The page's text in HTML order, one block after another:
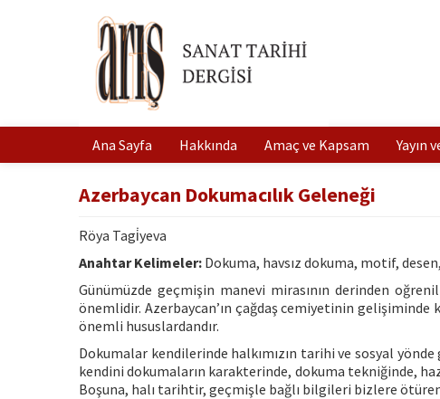
Ana Sayfa Hakkında Amaç ve Kapsam Yayın
Azerbaycan Dokumacılık Geleneği
Röya Tagi̇yeva
Anahtar Kelimeler: Dokuma, havsız dokuma, motif,
Günümüzde geçmişin manevi mirasının derinden
önemlidir. Azerbaycan’ın çağdaş cemiyetinin
önemli hususlardandır.
Dokumalar kendilerinde halkımızın tarihi ve sosyal
kendini dokumaların karakterinde, dokuma tekniğinde,
Boşuna, halı tarihtir, geçmişle bağlı bilgileri bizlere